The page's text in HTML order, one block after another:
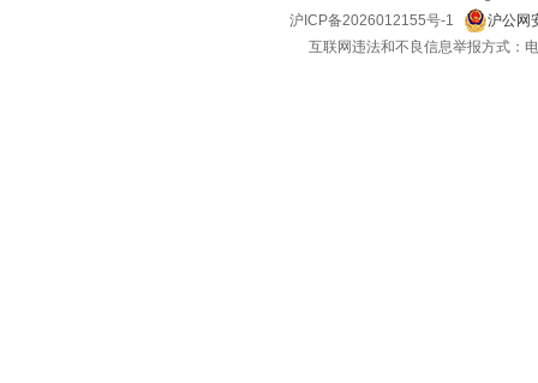
沪ICP备2026012155号-1
沪公网
互联网违法和不良信息举报方式：